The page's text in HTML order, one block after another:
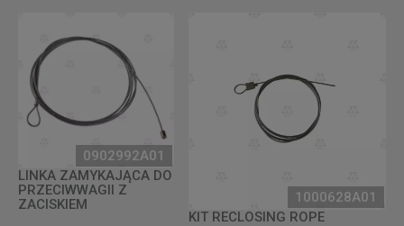
0902992A01
LINKA ZAMYKAJĄCA DO
PRZECIWWAGII Z
ZACISKIEM
1000628A01
KIT RECLOSING ROPE